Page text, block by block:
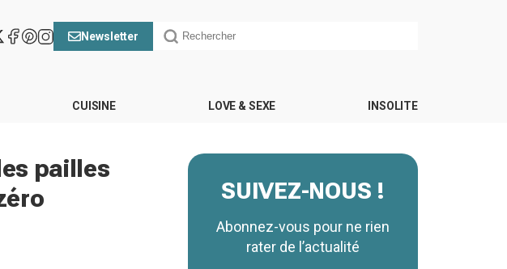
Newsletter
CUISINE LOVE & SEXE INSOLITE
pailles
SUIVEZ-NOUS !
Abonnez-vous pour ne rien
rater de l’actualité